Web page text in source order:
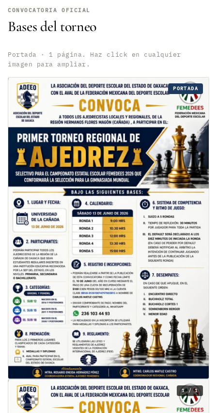
CONVOCATORIA OFICIAL
Bases del torneo
Portada · 1 página. Haz click en cualquier
imagen para ampliar.
PORTADA
1 / 1